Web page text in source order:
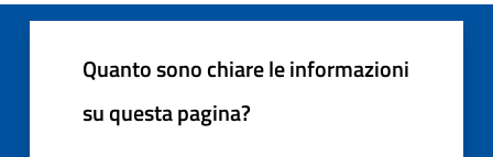
Quanto sono chiare le informazioni
su questa pagina?